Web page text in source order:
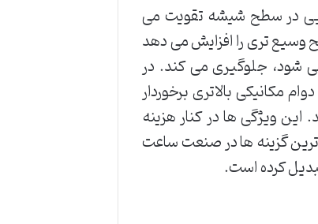
در سطح شیشه تقویت می
وسیع تری را افزایش می دهد
شود، جلوگیری می کند. در
مکانیکی بالاتری برخوردار
ویژگی ها در کنار هزینه
گزینه ها در صنعت ساعت
کرده است.